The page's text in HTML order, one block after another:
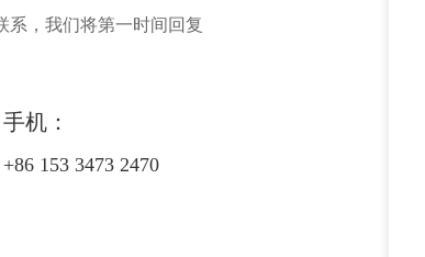
系，我们将第一时间回复
手机：
+86 153 3473 2470